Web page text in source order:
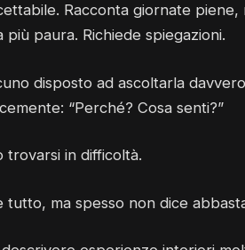
Racconta giornate
paura. Richiede spiegazioni.
disposto ad ascoltarla
“Perché? Cosa senti?”
trovarsi in difficoltà.
tutto, ma spesso non dice